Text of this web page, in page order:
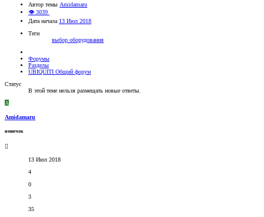
Автор темы Amidamaru
👁 3039
Дата начала 13 Июл 2018
Теги
выбор оборудования
Форумы
Разделы
UBIQUITI Общий форум
Статус
В этой теме нельзя размещать новые ответы.
A
Amidamaru
новичок
13 Июл 2018
4
0
3
35